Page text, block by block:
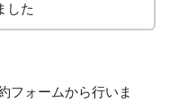
した
フォームから行いま